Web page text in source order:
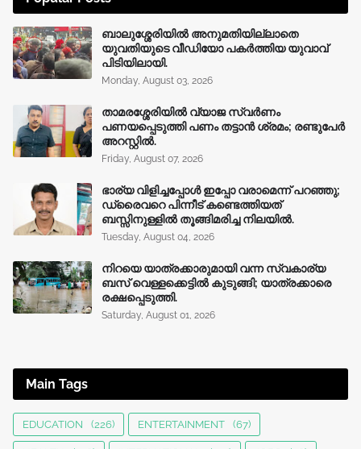
ബാലുശ്ശേരിയിൽ അനുമതിയില്ലാതെ
യുവതിയുടെ വീഡിയോ പകർത്തിയ യുവാവ്
പിടിയിലായി.
Monday, August 03, 2026
താമരശ്ശേരിയിൽ വ്യാജ സ്വർണം
പണയപ്പെടുത്തി പണം തട്ടാൻ ശ്രമം; രണ്ടുപേർ
അറസ്റ്റിൽ.
Friday, August 07, 2026
ഭാര്യ വിളിച്ചപ്പോള്‍ ഇപ്പോ വരാമെന്ന് പറഞ്ഞു;
ഡ്രൈവറെ പിന്നീട് കണ്ടെത്തിയത്
ബസ്സിനുള്ളില്‍ തൂങ്ങിമരിച്ച നിലയിൽ.
Tuesday, August 04, 2026
നിറയെ യാത്രക്കാരുമായി വന്ന സ്വകാര്യ
ബസ് വെള്ളക്കെട്ടിൽ കുടുങ്ങി; യാത്രക്കാരെ
രക്ഷപ്പെടുത്തി.
Saturday, August 01, 2026
Main Tags
EDUCATION (226) ENTERTAINMENT (67)